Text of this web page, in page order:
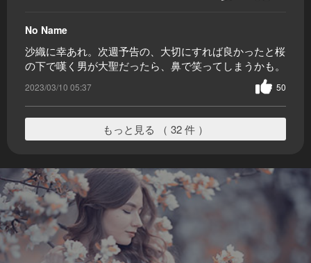
No Name
沙織に幸あれ。次週予告の、大切にすれば良かったと桜
の下で嘆く男が大聖だったら、鼻で笑ってしまうかも。
2023/03/10 05:37 50
もっと見る （ 32 件 ）